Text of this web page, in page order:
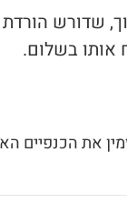
אותו בשלום.
את הכנפיים